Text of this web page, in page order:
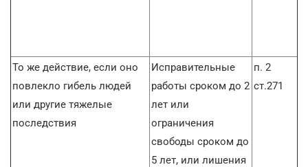
То же действие, если оно
повлекло гибель людей
или другие тяжелые
последствия
Исправительные
работы сроком до 2
лет или
ограничения
свободы сроком до
5 лет, или лишения
п. 2
ст.271